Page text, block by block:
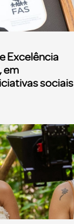
Excelência
em
sociais